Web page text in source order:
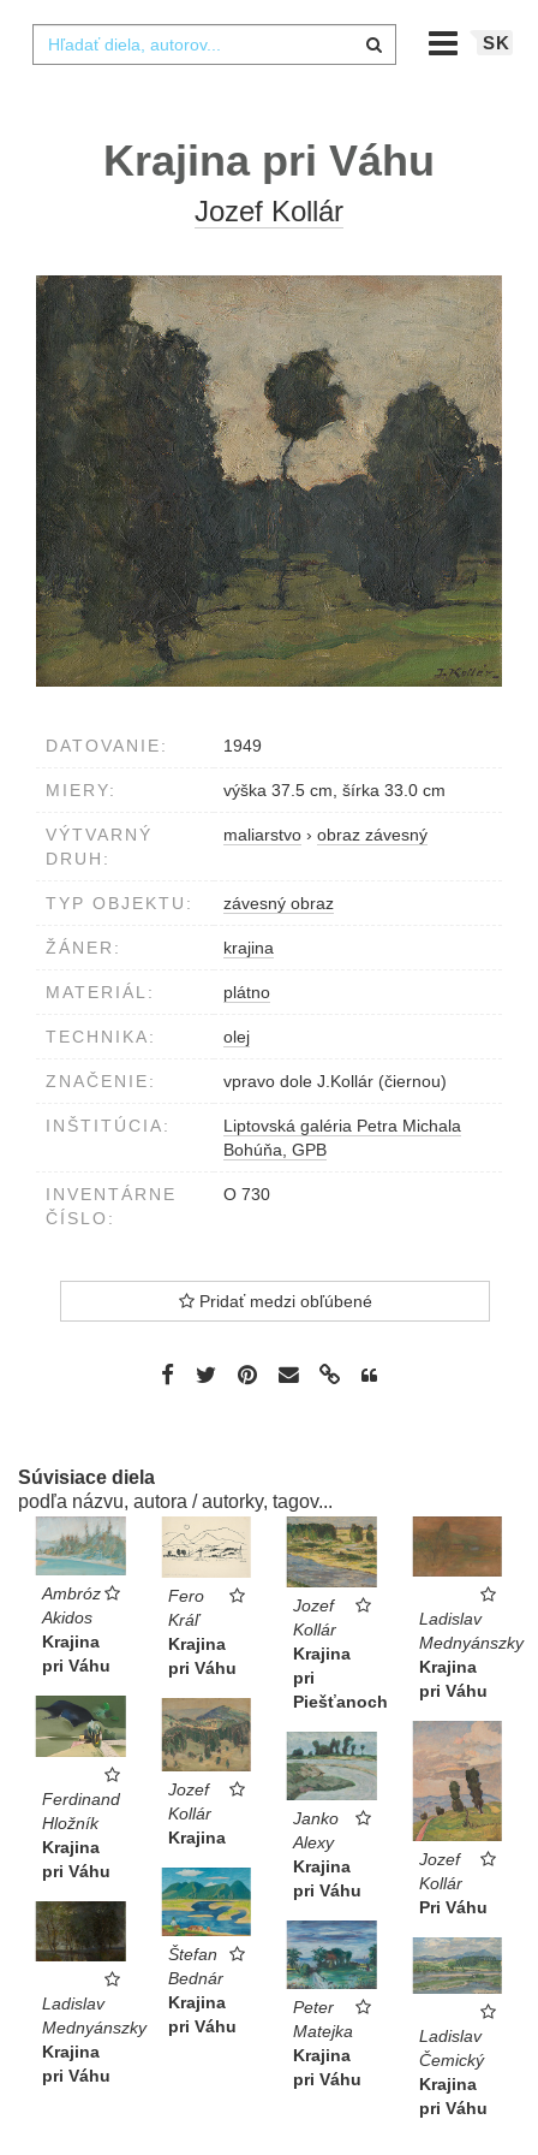
SK
Krajina pri Váhu
Jozef Kollár
DATOVANIE: 1949
MIERY: výška 37.5 cm, šírka 33.0 cm
VÝTVARNÝ
DRUH:
maliarstvo › obraz závesný
TYP OBJEKTU: závesný obraz
ŽÁNER: krajina
MATERIÁL: plátno
TECHNIKA: olej
ZNAČENIE: vpravo dole J.Kollár (čiernou)
INŠTITÚCIA:
Liptovská galéria Petra Michala
Bohúňa, GPB
INVENTÁRNE
ČÍSLO:
O 730
Pridať medzi obľúbené
Súvisiace diela
podľa názvu, autora / autorky, tagov...
Ambróz
Akidos
Krajina
pri Váhu
Fero
Kráľ
Krajina
pri Váhu
Jozef
Kollár
Krajina
pri
Piešťanoch
Ladislav
Mednyánszky
Krajina
pri Váhu
Ferdinand
Hložník
Krajina
pri Váhu
Jozef
Kollár
Krajina
Jozef
Kollár
Pri Váhu
Janko
Alexy
Krajina
pri Váhu
Štefan
Bednár
Krajina
pri Váhu
Ladislav
Mednyánszky
Krajina
pri Váhu
Peter
Matejka
Krajina
pri Váhu
Ladislav
Čemický
Krajina
pri Váhu